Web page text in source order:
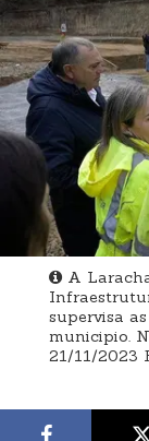
A
supervisa
municipio.
21/11/2023